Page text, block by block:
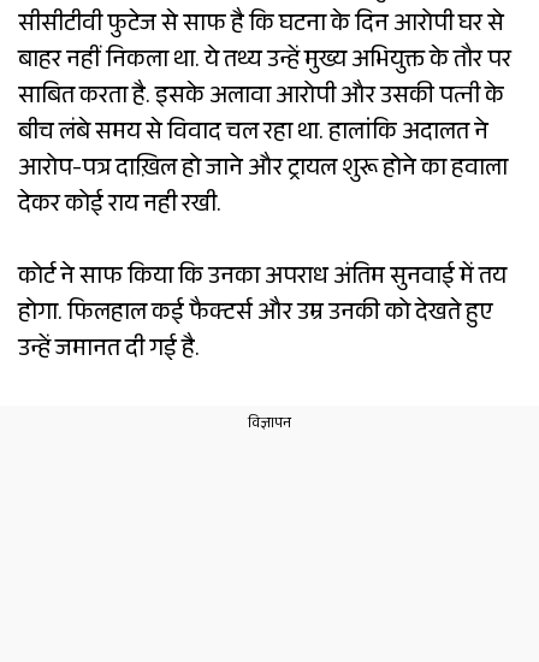
सीसीटीवी फुटेज से साफ है कि घटना के दिन आरोपी घर से
बाहर नहीं निकला था. ये तथ्य उन्हें मुख्य अभियुक्त के तौर पर
साबित करता है. इसके अलावा आरोपी और उसकी पत्नी के
बीच लंबे समय से विवाद चल रहा था. हालांकि अदालत ने
आरोप-पत्र दाख़िल हो जाने और ट्रायल शुरू होने का हवाला
देकर कोई राय नही रखी.
कोर्ट ने साफ किया कि उनका अपराध अंतिम सुनवाई में तय
होगा. फिलहाल कई फैक्टर्स और उम्र उनकी को देखते हुए
उन्हें जमानत दी गई है.